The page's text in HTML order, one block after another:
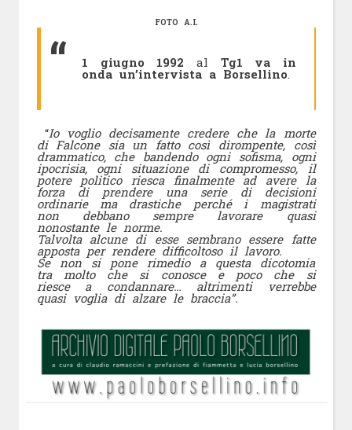
FOTO A.I.
1 giugno 1992 al Tg1 va in
onda un’intervista a Borsellino.
“Io voglio decisamente credere che la morte
di Falcone sia un fatto così dirompente, così
drammatico, che bandendo ogni sofisma, ogni
ipocrisia, ogni situazione di compromesso, il
potere politico riesca finalmente ad avere la
forza di prendere una serie di decisioni
ordinarie ma drastiche perché i magistrati
non debbano sempre lavorare quasi
nonostante le norme.
Talvolta alcune di esse sembrano essere fatte
apposta per rendere difficoltoso il lavoro.
Se non si pone rimedio a questa dicotomia
tra molto che si conosce e poco che si
riesce a condannare… altrimenti verrebbe
quasi voglia di alzare le braccia”.